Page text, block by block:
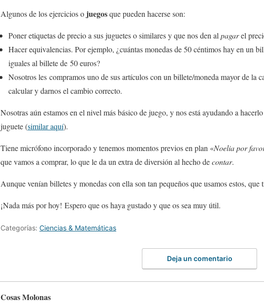
Algunos de los ejercicios o juegosque pueden hacerse son:
Poner etiquetas de precio a sus juguetes o similares y que nos den al pagarel
Hacer equivalencias. Por ejemplo, ¿cuántas monedas de 50 céntimos hay en un
iguales al billete de 50 euros?
Nosotros les compramos uno de sus artículos con un billete/moneda mayor de la
calcular y darnos el cambio correcto.
Nosotras aún estamos en el nivel más básico de juego, y nos está ayudando a
juguete (similar aquí).
Tiene micrófono incorporado y tenemos momentos previos en plan «Noelia por
que vamos a comprar, lo que le da un extra de diversión al hecho decontar.
Aunque venían billetes y monedas con ella son tan pequeños que usamos estos,
¡Nada más por hoy! Espero que os haya gustado y que os sea muy útil.
Categorías: Ciencias & Matemáticas
Deja un comentario
Cosas Molonas